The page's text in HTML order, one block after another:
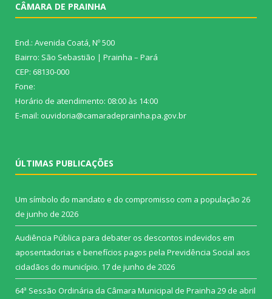
CÂMARA DE PRAINHA
End.: Avenida Coatá, Nº 500
Bairro: São Sebastião | Prainha – Pará
CEP: 68130-000
Fone:
Horário de atendimento: 08:00 às 14:00
E-mail: ouvidoria@camaradeprainha.pa.gov.br
ÚLTIMAS PUBLICAÇÕES
Um símbolo do mandato e do compromisso com a população 26
de junho de 2026
Audiência Pública para debater os descontos indevidos em
aposentadorias e benefícios pagos pela Previdência Social aos
cidadãos do município. 17 de junho de 2026
64ª Sessão Ordinária da Câmara Municipal de Prainha 29 de abril